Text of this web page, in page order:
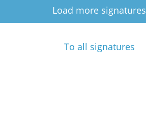
Load more signatures
To all signatures